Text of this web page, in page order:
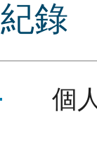
錄
個